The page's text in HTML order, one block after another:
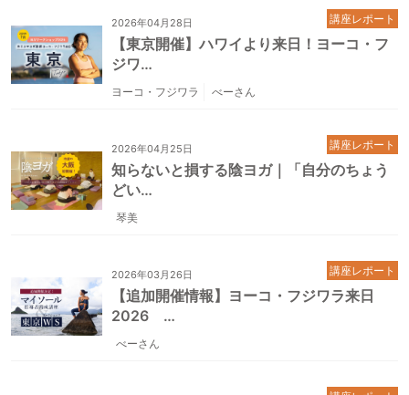
2026年04月28日
【東京開催】ハワイより来日！ヨーコ・フ
ジワ…
ヨーコ・フジワラ べーさん
講座レポート
2026年04月25日
知らないと損する陰ヨガ｜「自分のちょう
どい…
琴美
講座レポート
2026年03月26日
【追加開催情報】ヨーコ・フジワラ来日
2026 …
べーさん
講座レポート